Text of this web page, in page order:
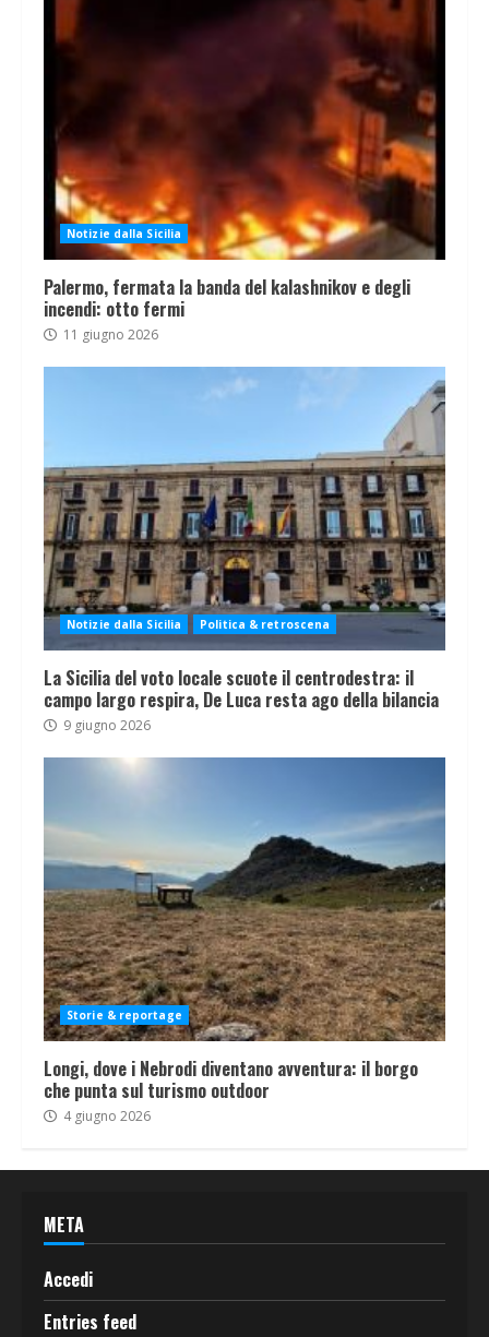
Notizie dalla Sicilia
Palermo, fermata la banda del kalashnikov e degli
incendi: otto fermi
11 giugno 2026
Notizie dalla Sicilia Politica & retroscena
La Sicilia del voto locale scuote il centrodestra: il
campo largo respira, De Luca resta ago della bilancia
9 giugno 2026
Storie & reportage
Longi, dove i Nebrodi diventano avventura: il borgo
che punta sul turismo outdoor
4 giugno 2026
META
Accedi
Entries feed